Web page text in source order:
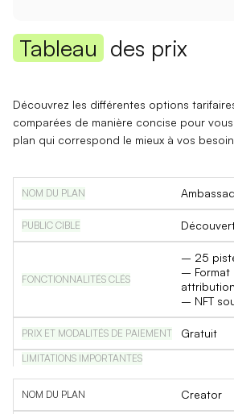
Tableau des prix
Découvrez les différentes options
comparées de manière concise pour
plan qui correspond le mieux à vos
– 25
– Format
attribution
– NFT
Gratuit
Creator